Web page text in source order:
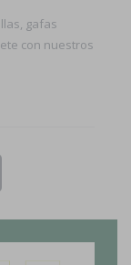
gafas
con nuestros